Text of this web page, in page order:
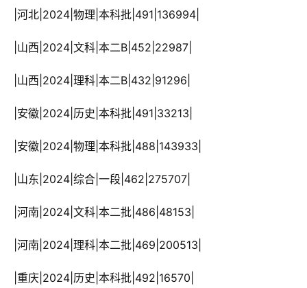
|河北|2024|物理|本科批|491|136994|
|山西|2024|文科|本二B|452|22987|
|山西|2024|理科|本二B|432|91296|
|安徽|2024|历史|本科批|491|33213|
|安徽|2024|物理|本科批|488|143933|
|山东|2024|综合|一段|462|275707|
|河南|2024|文科|本二批|486|48153|
|河南|2024|理科|本二批|469|200513|
|重庆|2024|历史|本科批|492|16570|